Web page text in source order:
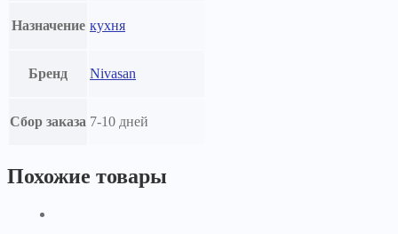
Назначение кухня
Бренд Nivasan
Сбор заказа 7-10 дней
Похожие товары